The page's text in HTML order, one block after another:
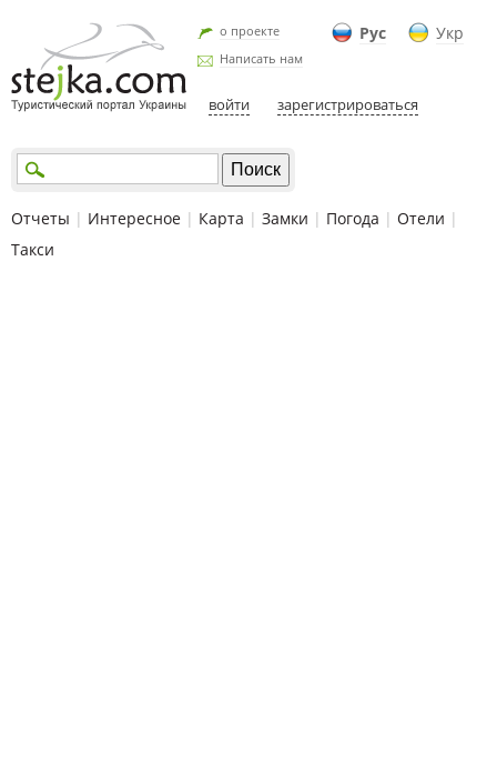
Рус Укр
о проекте
Написать нам
войти зарегистрироваться
Отчеты | Интересное | Карта | Замки | Погода | Отели |
Такси